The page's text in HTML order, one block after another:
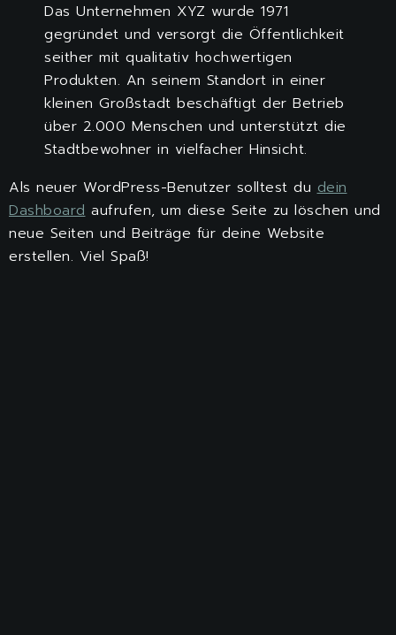
Das Unternehmen XYZ wurde 1971
gegründet und versorgt die Öffentlichkeit
seither mit qualitativ hochwertigen
Produkten. An seinem Standort in einer
kleinen Großstadt beschäftigt der Betrieb
über 2.000 Menschen und unterstützt die
Stadtbewohner in vielfacher Hinsicht.
Als neuer WordPress-Benutzer solltest dudein
Dashboardaufrufen, um diese Seite zu löschen und
neue Seiten und Beiträge für deine Website
erstellen. Viel Spaß!